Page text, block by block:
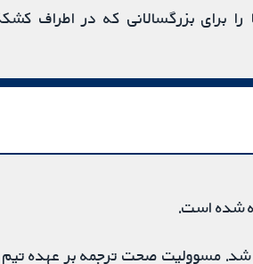
برای بزرگسالانی که در اطراف
شده است.
شد. مسوولیت صحت ترجمه بر عهده